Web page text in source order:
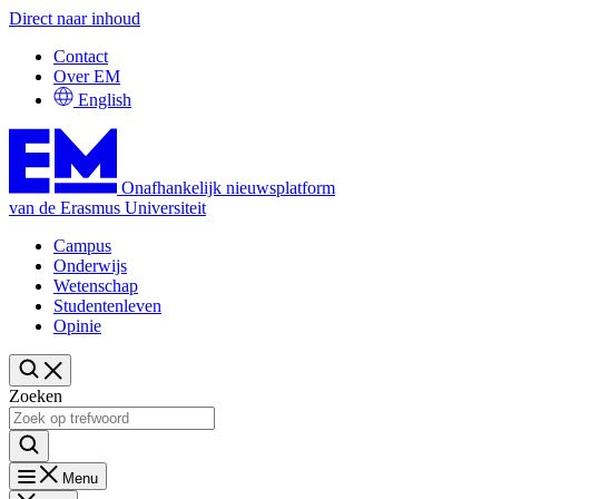
Direct naar inhoud
Contact
Over EM
English
Onafhankelijk nieuwsplatform
van de Erasmus Universiteit
Campus
Onderwijs
Wetenschap
Studentenleven
Opinie
Zoeken
Menu